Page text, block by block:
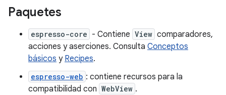
Paquetes
espresso-core - Contiene View comparadores,
acciones y aserciones. Consulta Conceptos
básicos y Recipes.
espresso-web : contiene recursos para la
compatibilidad con WebView .